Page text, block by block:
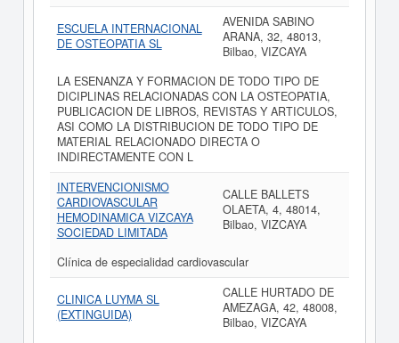
ESCUELA INTERNACIONAL
DE OSTEOPATIA SL
AVENIDA SABINO
ARANA, 32, 48013,
Bilbao, VIZCAYA
LA ESENANZA Y FORMACION DE TODO TIPO DE
DICIPLINAS RELACIONADAS CON LA OSTEOPATIA,
PUBLICACION DE LIBROS, REVISTAS Y ARTICULOS,
ASI COMO LA DISTRIBUCION DE TODO TIPO DE
MATERIAL RELACIONADO DIRECTA O
INDIRECTAMENTE CON L
INTERVENCIONISMO
CARDIOVASCULAR
HEMODINAMICA VIZCAYA
SOCIEDAD LIMITADA
CALLE BALLETS
OLAETA, 4, 48014,
Bilbao, VIZCAYA
Clínica de especialidad cardiovascular
CLINICA LUYMA SL
(EXTINGUIDA)
CALLE HURTADO DE
AMEZAGA, 42, 48008,
Bilbao, VIZCAYA